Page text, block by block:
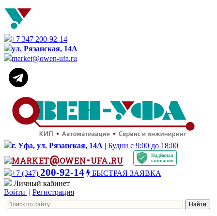
+7 347 200-92-14
ул. Рязанская, 14А
market@owen-ufa.ru
г. Уфа, ул. Рязанская, 14А | Будни с 9:00 до 18:00
market@owen-ufa.ru
Надёжная
компания
+7 (347) 200-92-14
БЫСТРАЯ ЗАЯВКА
Личный кабинет
Войти | Регистрация